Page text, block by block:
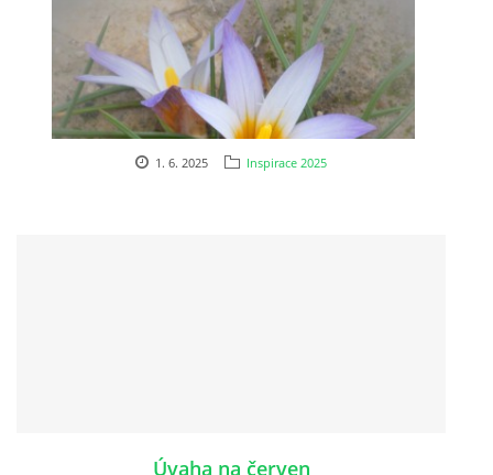
POŘAD BOHOSLUŽEB
BOHOSLUŽBY A KALENDÁŘ FARNÍCH AKCI
1. 6. 2025 Inspirace 2025
Úvaha na červen